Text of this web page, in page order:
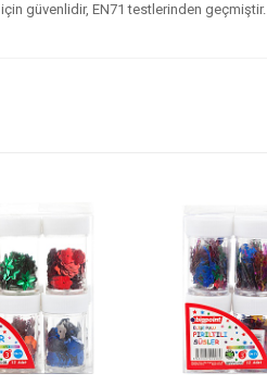
güvenlidir, EN71 testlerinden geçmiştir.